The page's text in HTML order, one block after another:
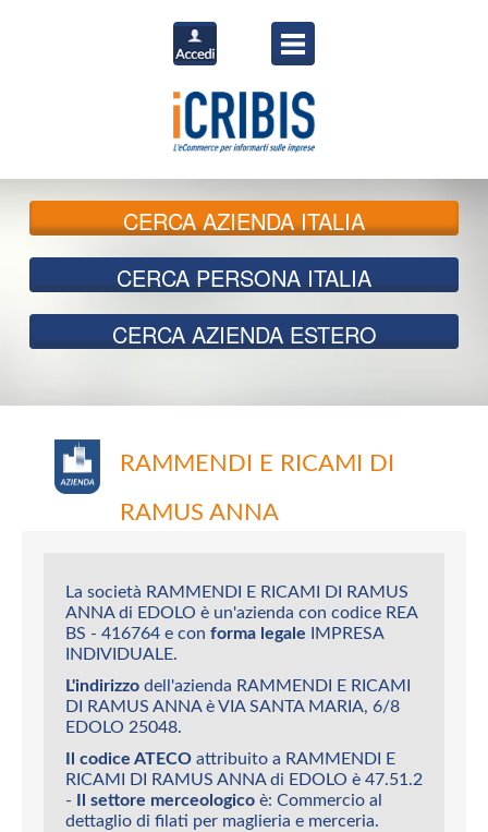
CERCAAZIENDA ITALIA
CERCA PERSONA ITALIA
CERCA AZIENDA ESTERO
RAMMENDI E RICAMI DI
RAMUS ANNA
La società RAMMENDI E RICAMI DI RAMUS
ANNA di EDOLO è un'azienda con codice REA
BS - 416764 e con forma legale IMPRESA
INDIVIDUALE.
L'indirizzo dell'azienda RAMMENDI E RICAMI
DI RAMUS ANNA è VIA SANTA MARIA, 6/8
EDOLO 25048.
Il codice ATECO attribuito a RAMMENDI E
RICAMI DI RAMUS ANNA di EDOLO è 47.51.2
- Il settore merceologico è: Commercio al
dettaglio di filati per maglieria e merceria.